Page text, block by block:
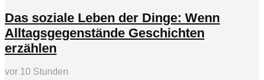
Das soziale Leben der Dinge: Wenn
Alltagsgegenstände Geschichten
erzählen
vor 10 Stunden